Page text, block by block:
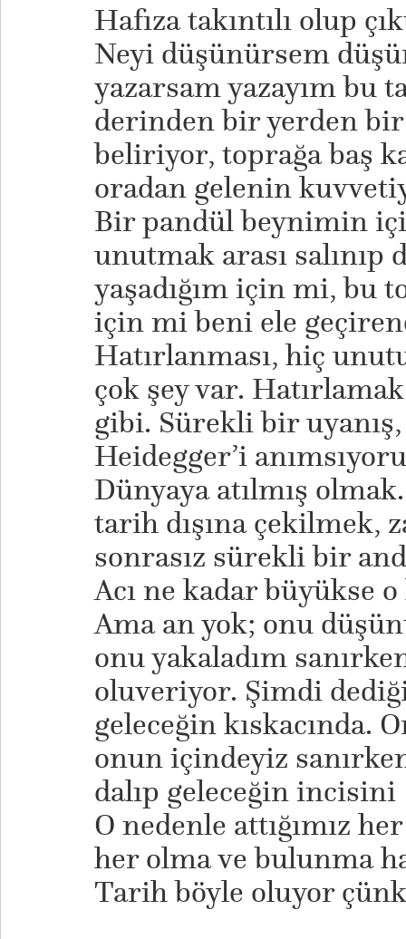
Hafıza takıntılı olup
Neyi düşünürsem
yazarsam yazayım bu
derinden bir yerden
beliriyor, toprağa baş
oradan gelenin
Bir pandül beynimin
unutmak arası
yaşadığım için mi, bu
için mi beni ele
Hatırlanması, hiç
çok şey var.
gibi. Sürekli bir
Heidegger’i
Dünyaya atılmış
tarih dışına çekilmek,
sonrasız sürekli bir
Acı ne kadar büyükse
Ama an yok; onu
onu yakaladım
oluveriyor. Şimdi
geleceğin kıskacında.
onun içindeyiz
dalıp geleceğin
O nedenle attığımız
her olma ve bulunma
Tarih böyle oluyor